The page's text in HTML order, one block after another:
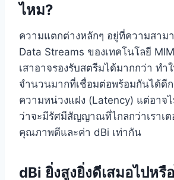
ไหม?
ความแตกต่างหลักๆ อยู่ที่ความสาม
Data Streams ของเทคโนโลยี
เสาอาจรองรับสตรีมได้มากกว่า ท
จำนวนมากที่เชื่อมต่อพร้อมกันได้ดี
ความหน่วงแฝง (Latency) แต่อาจ
ว่าจะมีรัศมีสัญญาณที่ไกลกว่าเราเต
คุณภาพดีและค่า dBi เท่ากัน
dBi ยิ่งสูงยิ่งดีเสมอไปหรื